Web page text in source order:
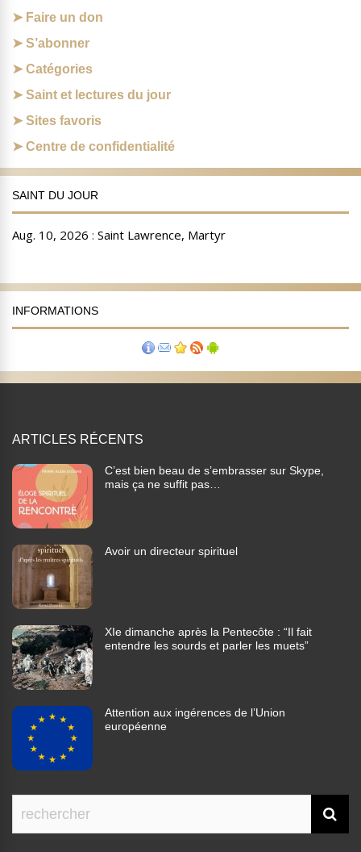
Faire un don
S’abonner
Catégories
Saint et lectures du jour
Sites favoris
Centre de confidentialité
SAINT DU JOUR
INFORMATIONS
ARTICLES RÉCENTS
C’est bien beau de s’embrasser sur Skype,
mais ça ne suffit pas…
Avoir un directeur spirituel
XIe dimanche après la Pentecôte : “Il fait
entendre les sourds et parler les muets”
Attention aux ingérences de l’Union
européenne